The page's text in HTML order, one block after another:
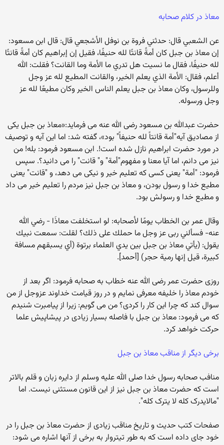
معاذ در کلام صحابه
عن الشعبي قال: حدثني فروة بن نوفل الأشجعي قال: قال ابن مسعود:
إن معاذ بن جبل كان أمةً قانتًا لله حنيفًا، فقيل إن إبراهيم كان أمةً قانتًا
لله حنيفًا، فقال ما نسيت هل تدري ما الأمة وما القانت؟ فقلت: الله
أعلم، فقال: الأمة الذي يعلم الخير، والقانت المطيع لله عز وجل
وللرسول، وكان معاذ بن جبل يعلم الناس الخير وكان مطيعًا لله عز
وجل ورسوله.
حضرت عبدالله بن مسعود رضی الله عنه می فرماید:«معاذ بن جبل یکی
از مصادیق آیه"أمة قانتاً لله حنیفاً" بود»، گفته شد: اما این آیه و توصیف
در مورد حضرت ابراهیم نازل شده است!. ابن مسعود فرمود: بله! من
نیز می دانم، اما آیا معنا و مفهوم"أمة" و" قانت" را می دانید؟. سپس
فرمود: "أمة" یعنی کسی که تعلیم خیر و نیکی می دهد، و "قانت" یعنی
مطیع خدا و رسول بودن، و معاذ بن جبل نیز مردم را تعلیم خیر می داد
و مطیع خدا و رسولش بود.
وقال عمر بن الخطاب يومًا لأصحابه: لو استخلفت معاذَا - رضي الله
عنه- فسألني ربى عز وجل ما حملك على ذلك؟ لقلت: سمعت نبيك
يقول: (يأتي معاذ بن جبل بين يدي العلماء برتوة (أي يسبقهم مسافة
كبيرة، قيل إنها رمية حجر) [أحمد].
روزی حضرت عمر رضی الله عنه خطاب به صحابه فرمود: اگر بعد از
خودم معاذ را خلیفه معرفی نمایم و در روز قیامت خداوند عزوجل از من
سوال کند که چرا این کار را کردی؟ من می گویم: زیرا از پیامبرت شنیدم
که می فرمود: معاذ بن جبل با فاصله بسيار زیادی در پیشاپیش علما
حركت خواهد كرد.
برخی دیگر از مناقب معاذ بن جبل
منافب صحابه رسول خدا صلی الله علیه وسلم از دایره زبان و قلم بالاتر
است که حضرت معاذ بن جبل نیز از این قانون مستثنی نیست. اما
"مالایدرک کله لا یترک کله".
صفحات کتب حدیث و تاریخ مناقب زیادی از حضرت معاذ بن جبل را در
خود جای داده است که به طور تیتروار به برخی از آنها اشاره می شود: